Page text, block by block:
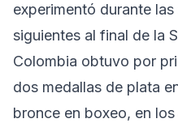
experimentó durante
siguientes al final de la
Colombia obtuvo por
dos medallas de plata
bronce en boxeo, en